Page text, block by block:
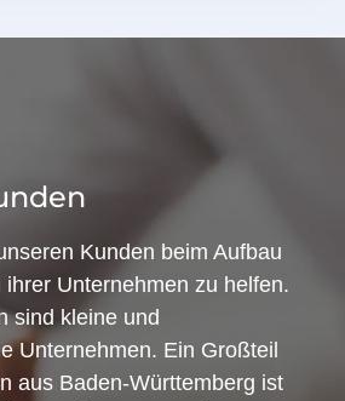
Kunden beim Aufbau
ihrer Unternehmen zu helfen.
sind kleine und
Unternehmen. Ein Großteil
aus Baden-Württemberg ist